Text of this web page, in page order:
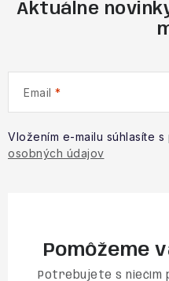
Aktuálne
Email
Vložením e-mailu súhlasíte s
osobných údajov
Pomôžeme
Potrebujete s niečím